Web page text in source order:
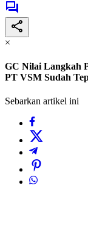
×
GC Nilai Langkah
PT VSM Sudah
Sebarkan artikel ini